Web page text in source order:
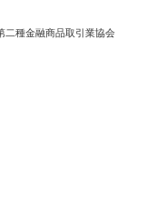
二種金融商品取引業協会